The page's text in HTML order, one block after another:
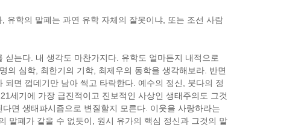
유학의 말폐는 과연 유학 자체의 잘못이냐, 또는 조선 사람
는다. 내 생각도 마찬가지다. 유학도 얼마든지 내적으로
의 심학, 최한기의 기학, 최제우의 동학을 생각해보라. 반면
면 껍데기만 남아 썩고 타락한다. 예수의 정신, 붓다의 정
세기에 가장 급진적이고 진보적인 사상인 생태주의도 그것
면 생태파시즘으로 변질할지 모른다. 이웃을 사랑하라는
말폐가 같을 수 없듯이, 원시 유가의 핵심 정신과 그것의 말